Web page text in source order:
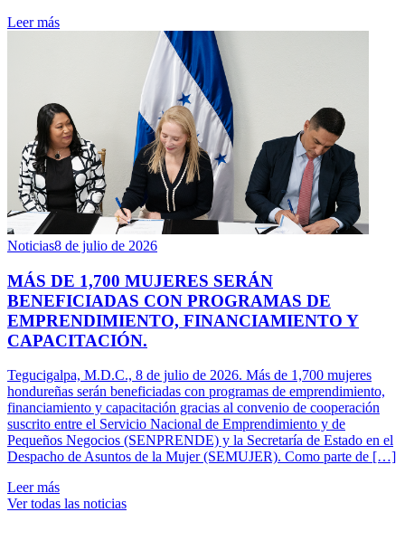
Leer más
Noticias8 de julio de 2026
MÁS DE 1,700 MUJERES SERÁN
BENEFICIADAS CON PROGRAMAS DE
EMPRENDIMIENTO, FINANCIAMIENTO Y
CAPACITACIÓN.
Tegucigalpa, M.D.C., 8 de julio de 2026. Más de 1,700 mujeres
hondureñas serán beneficiadas con programas de emprendimiento,
financiamiento y capacitación gracias al convenio de cooperación
suscrito entre el Servicio Nacional de Emprendimiento y de
Pequeños Negocios (SENPRENDE) y la Secretaría de Estado en el
Despacho de Asuntos de la Mujer (SEMUJER). Como parte de […]
Leer más
Ver todas las noticias